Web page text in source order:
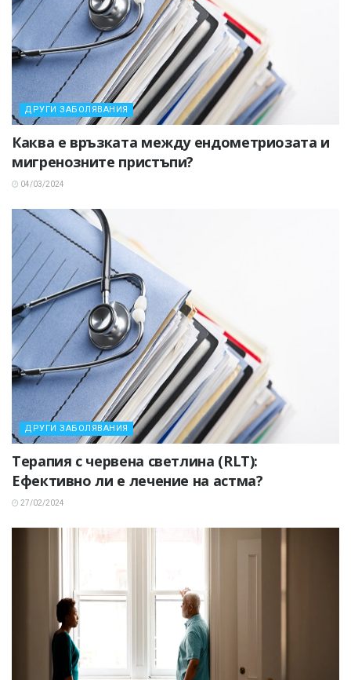
ДРУГИ ЗАБОЛЯВАНИЯ
Каква е връзката между ендометриозата и
мигренозните пристъпи?
04/03/2024
ДРУГИ ЗАБОЛЯВАНИЯ
Терапия с червена светлина (RLT):
Ефективно ли е лечение на астма?
27/02/2024